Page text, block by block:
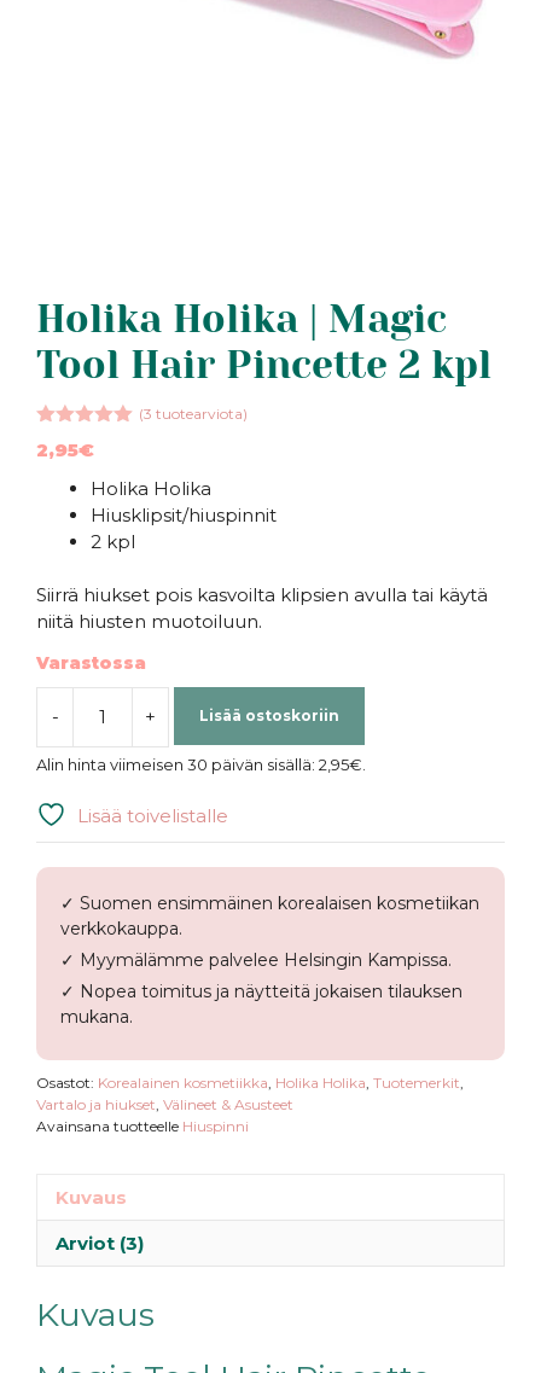
Holika Holika | Magic
Tool Hair Pincette 2 kpl
(3 tuotearviota)
2,95€
Holika Holika
Hiusklipsit/hiuspinnit
2 kpl
Siirrä hiukset pois kasvoilta klipsien avulla tai käytä
niitä hiusten muotoiluun.
Varastossa
-
Holika
Holika
Magic
2
kpl
määrä
+ Lisää ostoskoriin
Alin hinta viimeisen 30 päivän sisällä: 2,95€
Lisää toivelistalle
✓ Suomen ensimmäinen korealaisen kosmetiikan
verkkokauppa.
✓ Myymälämme palvelee Helsingin Kampissa.
✓ Nopea toimitus ja näytteitä jokaisen tilauksen
mukana.
Osastot: Korealainen kosmetiikka, Holika Holika, Tuotemerkit,
Vartalo ja hiukset, Välineet & Asusteet
Avainsana tuotteelle Hiuspinni
Kuvaus
Arviot (3)
Kuvaus